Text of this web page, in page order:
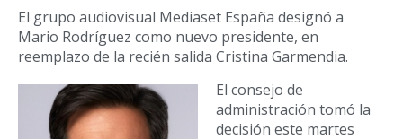
El grupo audiovisual Mediaset España designó a
Mario Rodríguez como nuevo presidente, en
reemplazo de la recién salida Cristina Garmendia.
El consejo de
administración tomó la
decisión este martes